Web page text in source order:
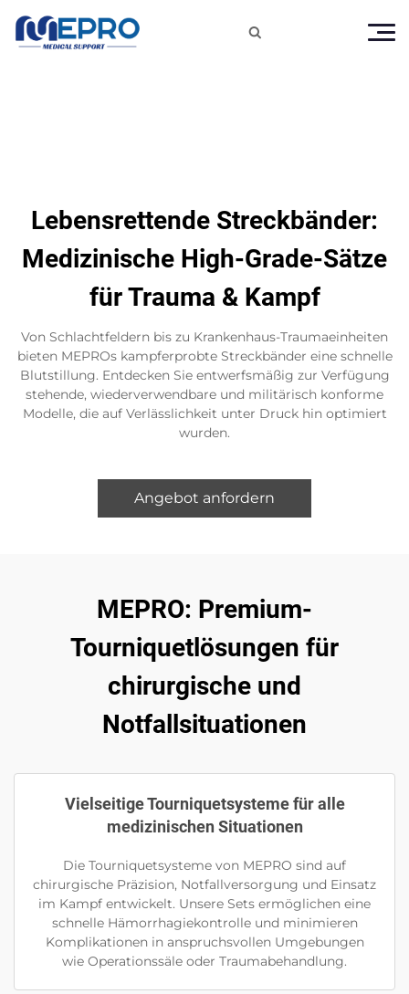

Lebensrettende Streckbänder:
Medizinische High-Grade-Sätze
für Trauma & Kampf
Von Schlachtfeldern bis zu Krankenhaus-Traumaeinheiten
bieten MEPROs kampferprobte Streckbänder eine schnelle
Blutstillung. Entdecken Sie entwerfsmäßig zur Verfügung
stehende, wiederverwendbare und militärisch konforme
Modelle, die auf Verlässlichkeit unter Druck hin optimiert
wurden.
Angebot anfordern
MEPRO: Premium-
Tourniquetlösungen für
chirurgische und
Notfallsituationen
Vielseitige Tourniquetsysteme für alle
medizinischen Situationen
Die Tourniquetsysteme von MEPRO sind auf
chirurgische Präzision, Notfallversorgung und Einsatz
im Kampf entwickelt. Unsere Sets ermöglichen eine
schnelle Hämorrhagiekontrolle und minimieren
Komplikationen in anspruchsvollen Umgebungen
wie Operationssäle oder Traumabehandlung.